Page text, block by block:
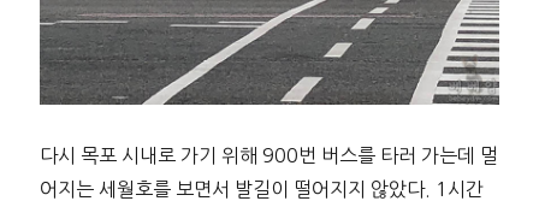
다시 목포 시내로 가기 위해 900번 버스를 타러 가는데 멀
어지는 세월호를 보면서 발길이 떨어지지 않았다. 1시간